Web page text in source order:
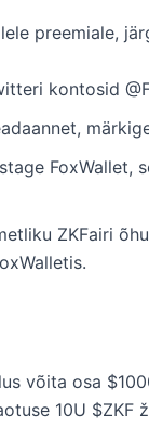
preemiale,
kontosid
FoxWallet,
ZKFairi
võita osa
10U $ZKF